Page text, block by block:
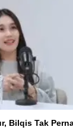
Bilqis Tak